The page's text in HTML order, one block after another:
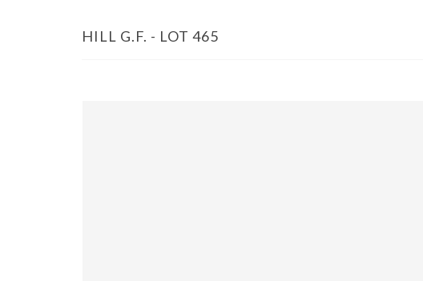
HILL G.F. - LOT 465